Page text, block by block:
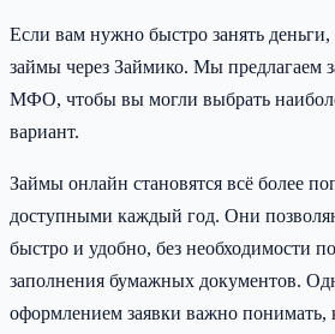
Если вам нужно быстро занять
займы через Займико. Мы предлагаем
МФО, чтобы вы могли выбрать
вариант.
Займы онлайн становятся всё более
доступными каждый год. Они
быстро и удобно, без необходимости
заполнения бумажных документов.
оформлением заявки важно понимать,